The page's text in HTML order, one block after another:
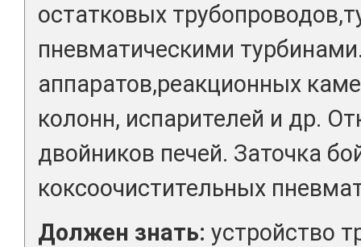
остатковых
пневматическими
аппаратов,реакционных
колонн, испарителей и др.
двойников печей. Заточка
коксоочистительных
Должен знать: устройство